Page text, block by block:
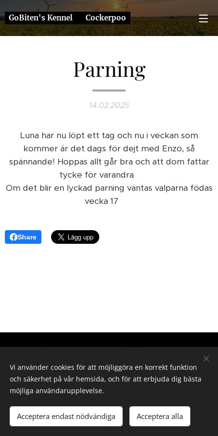
GoBiten's Kennel ❤️ Cockerpoo
Parning
14.02.2025
Luna har nu löpt ett tag och nu i veckan som
kommer är det dags för dejt med Enzo, så
spännande! Hoppas allt går bra och att dom fattar
tycke för varandra ❤️🐶
Om det blir en lyckad parning väntas valparna födas
vecka 17 😊
Share
Hör gärna av dig vid intresse
E-post
elin-olsson87@hotmail.com
Webnode Cookies
Vi använder cookies för att möjliggöra en korrekt funktion
och säkerhet på vår hemsida, och för att erbjuda dig bästa
möjliga användarupplevelse.
Acceptera endast nödvändiga Acceptera alla